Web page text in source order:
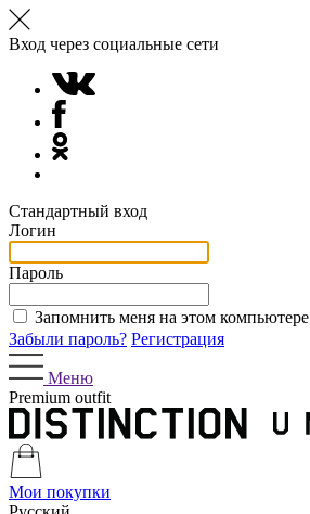
Вход через социальные сети
Стандартный вход
Логин
Пароль
Запомнить меня на этом компьютере
Забыли пароль? Регистрация
Меню
Premium outfit
Мои покупки